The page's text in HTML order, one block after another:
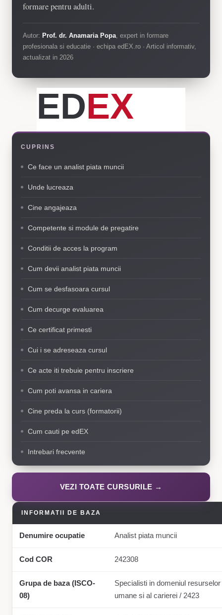
formare pentru adulti.
Autor: Prof. dr. Anamaria Popa, expert in formare
profesionala si educatie · echipa edEX.ro · Articol informativ,
actualizat in 2026
EDEX
CUPRINS
Ce face un analist piata muncii
Unde lucreaza
Cine angajeaza
Competente si module de pregatire
Conditii de acces la program
Cum devii analist piata muncii
Cum se desfasoara cursul
Cum decurge evaluarea
Ce certificat primesti
Cui i se adreseaza cursul
Ce acte iti trebuie pentru inscriere
Cum poti avansa in cariera
Cine preda la curs (formatorii)
Cum cauti pe edEX
Intrebari frecvente
VEZI TOATE CURSURILE →
INFORMATII DE BAZA
Denumire ocupatie Analist piata muncii
Cod COR 242308
Grupa de baza (ISCO-
08)
Specialisti in domeniul resurselor
umane si al carierei / 2423